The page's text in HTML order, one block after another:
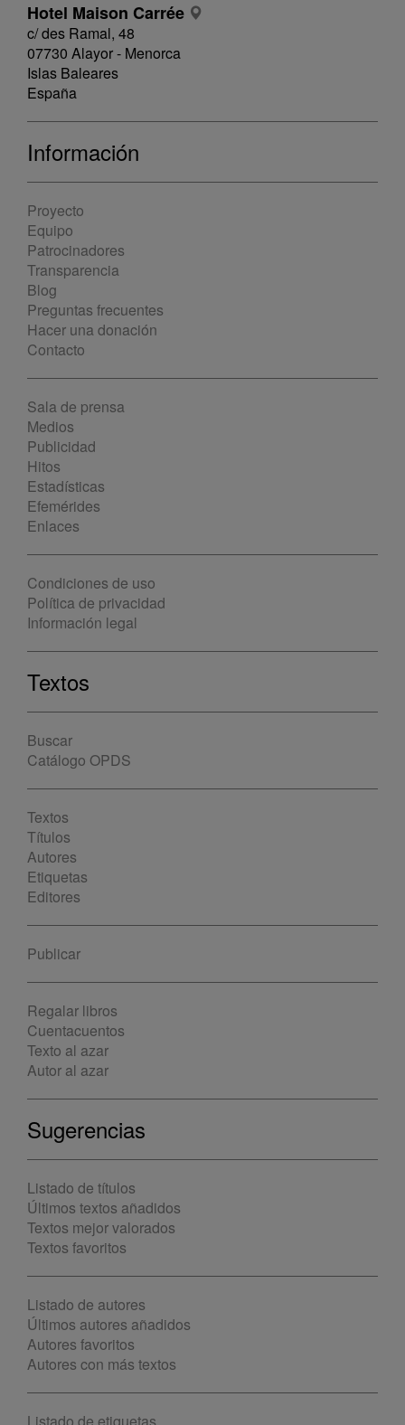
Hotel Maison Carrée
c/ des Ramal, 48
07730 Alayor - Menorca
Islas Baleares
España
Información
Proyecto
Equipo
Patrocinadores
Transparencia
Blog
Preguntas frecuentes
Hacer una donación
Contacto
Sala de prensa
Medios
Publicidad
Hitos
Estadísticas
Efemérides
Enlaces
Condiciones de uso
Política de privacidad
Información legal
Textos
Buscar
Catálogo OPDS
Textos
Títulos
Autores
Etiquetas
Editores
Publicar
Regalar libros
Cuentacuentos
Texto al azar
Autor al azar
Sugerencias
Listado de títulos
Últimos textos añadidos
Textos mejor valorados
Textos favoritos
Listado de autores
Últimos autores añadidos
Autores favoritos
Autores con más textos